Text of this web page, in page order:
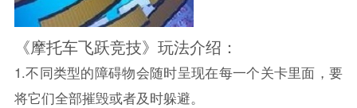
《摩托车飞跃竞技》玩法介绍：
1.不同类型的障碍物会随时呈现在每一个关卡里面，要
将它们全部摧毁或者及时躲避。